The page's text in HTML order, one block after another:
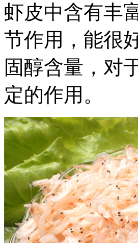
虾皮中含有丰
节作用，能很
固醇含量，对
定的作用。